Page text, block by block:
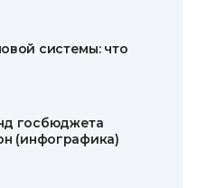
системы: что
госбюджета
(инфографика)